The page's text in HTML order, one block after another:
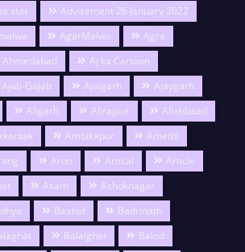
star
Advisement 26 January 2022
AgarMalwa
Agra
Ahmedabad
Aj ka Cartoon
Ajab-Gajab Ajaigarh
Ajaygarh
Aligarh Alirajpur
Allahbaad
Ambikapur
Amethi
Aron Artical
Article
Asam
Ashoknagar
Baalod
Badrinath
Balalghat
Balod